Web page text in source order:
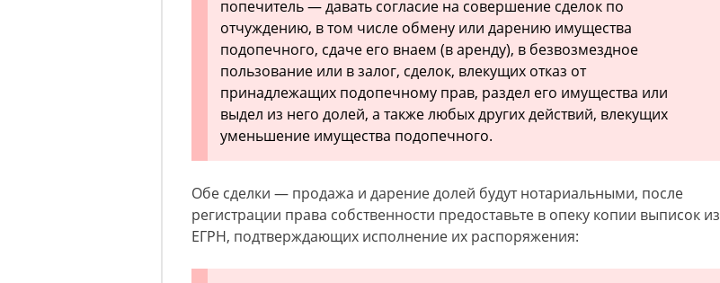
попечитель — давать согласие на совершение сделок по
отчуждению, в том числе обмену или дарению имущества
подопечного, сдаче его внаем (в аренду), в безвозмездное
пользование или в залог, сделок, влекущих отказ от
принадлежащих подопечному прав, раздел его имущества или
выдел из него долей, а также любых других действий, влекущих
уменьшение имущества подопечного.
Обе сделки — продажа и дарение долей будут нотариальными, после
регистрации права собственности предоставьте в опеку копии выписок из
ЕГРН, подтверждающих исполнение их распоряжения: